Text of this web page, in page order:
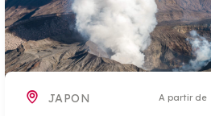
JAPON A partir de